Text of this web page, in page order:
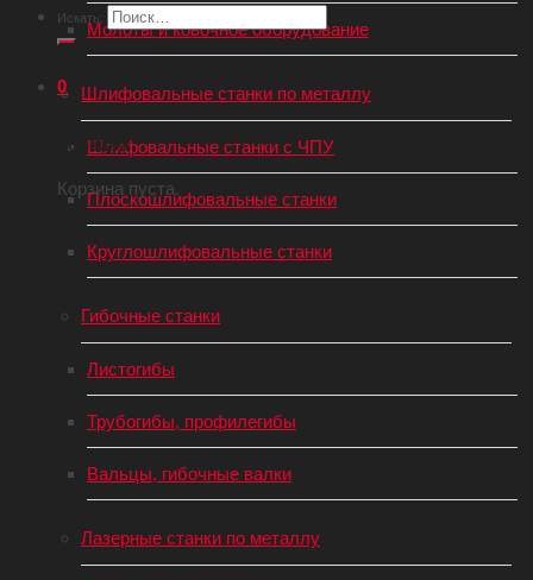
Искать:
0
Корзина
Корзина пуста.
Молоты и ковочное оборудование
Шлифовальные станки по металлу
Шлифовальные станки с ЧПУ
Плоскошлифовальные станки
Круглошлифовальные станки
Гибочные станки
Листогибы
Трубогибы, профилегибы
Вальцы, гибочные валки
Лазерные станки по металлу